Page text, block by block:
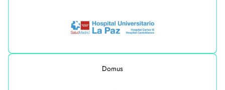
Domus